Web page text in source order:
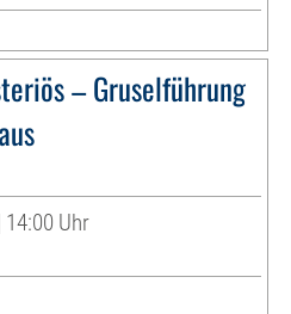
– Gruselführung
Uhr